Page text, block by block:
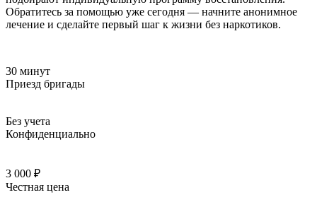
Обратитесь за помощью уже сегодня — начните анонимное
лечение и сделайте первый шаг к жизни без наркотиков.
30 минут
Приезд бригады
Без учета
Конфиденциально
3 000 ₽
Честная цена